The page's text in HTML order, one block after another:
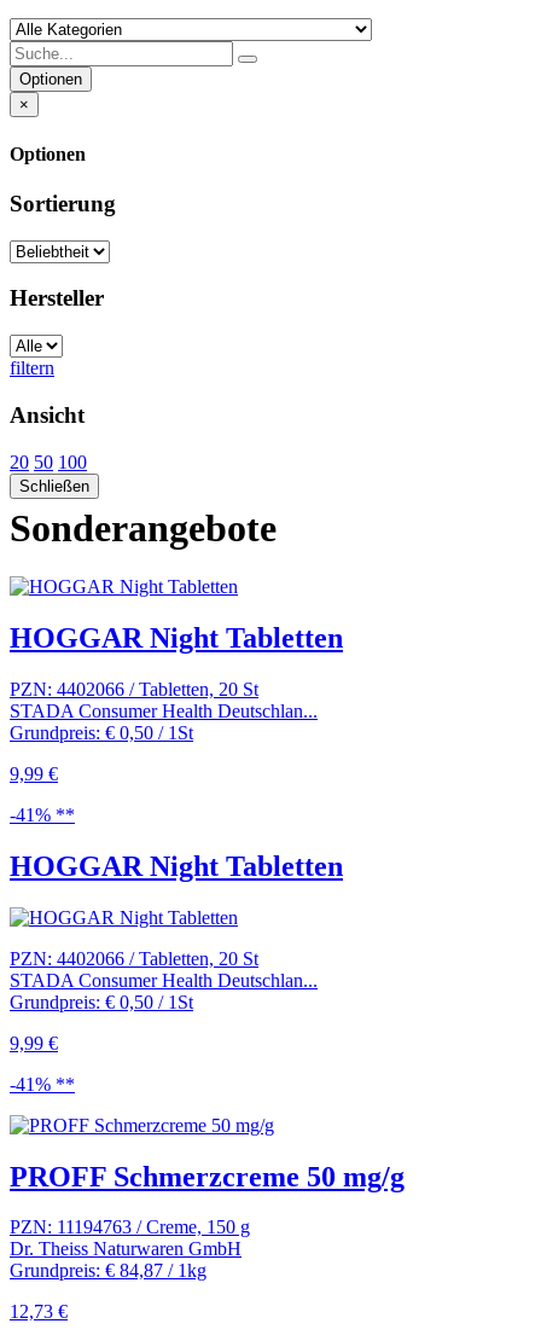
Optionen
×
Optionen
Sortierung
Hersteller
filtern
Ansicht
20 50 100
Schließen
Sonderangebote
HOGGAR Night Tabletten
PZN: 4402066 / Tabletten, 20 St
STADA Consumer Health Deutschlan...
Grundpreis: € 0,50 / 1St
9,99 €
-41% **
HOGGAR Night Tabletten
PZN: 4402066 / Tabletten, 20 St
STADA Consumer Health Deutschlan...
Grundpreis: € 0,50 / 1St
9,99 €
-41% **
PROFF Schmerzcreme 50 mg/g
PZN: 11194763 / Creme, 150 g
Dr. Theiss Naturwaren GmbH
Grundpreis: € 84,87 / 1kg
12,73 €